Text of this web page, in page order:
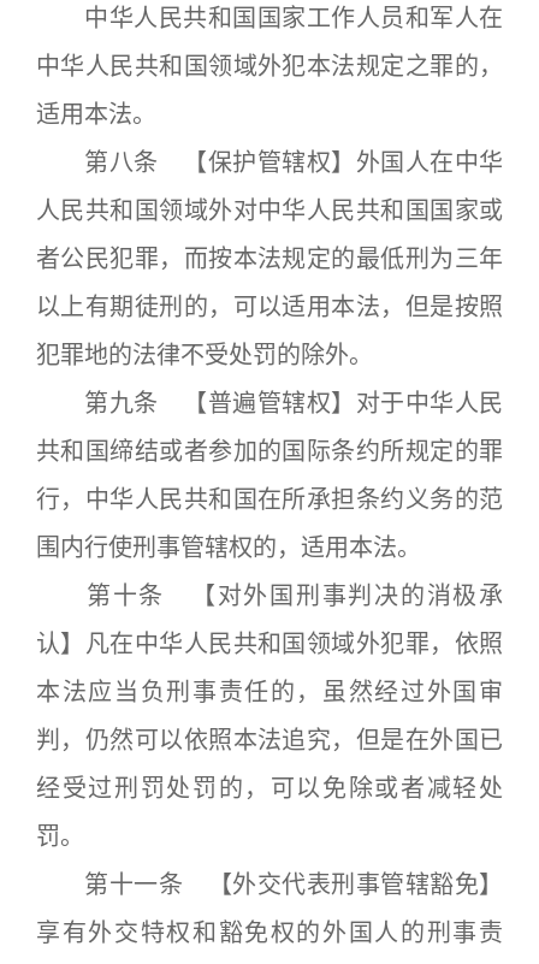
中华人民共和国国家工作人员和军人在
中华人民共和国领域外犯本法规定之罪的，
适用本法。
第八条 【保护管辖权】外国人在中华
人民共和国领域外对中华人民共和国国家或
者公民犯罪，而按本法规定的最低刑为三年
以上有期徒刑的，可以适用本法，但是按照
犯罪地的法律不受处罚的除外。
第九条 【普遍管辖权】对于中华人民
共和国缔结或者参加的国际条约所规定的罪
行，中华人民共和国在所承担条约义务的范
围内行使刑事管辖权的，适用本法。
第十条 【对外国刑事判决的消极承
认】凡在中华人民共和国领域外犯罪，依照
本法应当负刑事责任的，虽然经过外国审
判，仍然可以依照本法追究，但是在外国已
经受过刑罚处罚的，可以免除或者减轻处
罚。
第十一条 【外交代表刑事管辖豁免】
享有外交特权和豁免权的外国人的刑事责